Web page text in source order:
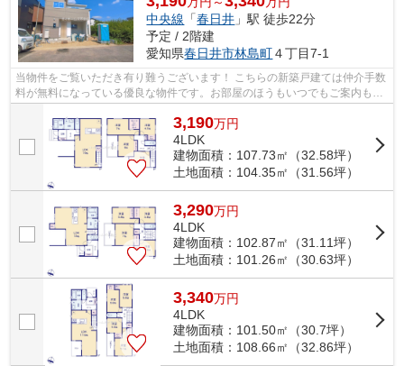
中央線 「春日井 」駅 徒歩22分
予定 / 2階建
愛知県春日井市林島町４丁目7-1
当物件をご覧いただき有り難うございます！ こちらの新築戸建ては仲介手数
料が無料になっている優良な物件です。お部屋のほうもいつでもご案内もさ
3,190万円
4LDK
建物面積：107.73㎡（32.58坪）
土地面積：104.35㎡（31.56坪）
3,290万円
4LDK
建物面積：102.87㎡（31.11坪）
土地面積：101.26㎡（30.63坪）
3,340万円
4LDK
建物面積：101.50㎡（30.7坪）
土地面積：108.66㎡（32.86坪）